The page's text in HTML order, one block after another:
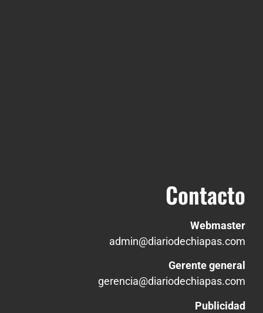
Contacto
Webmaster
admin@diariodechiapas.com
Gerente general
gerencia@diariodechiapas.com
Publicidad